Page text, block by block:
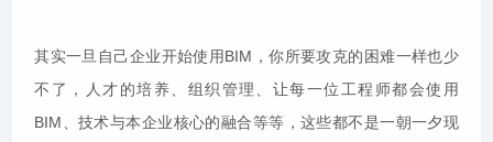
其实一旦自己企业开始使用BIM，你所要攻克的困难一样也少
不了，人才的培养、组织管理、让每一位工程师都会使用
BIM、技术与本企业核心的融合等等，这些都不是一朝一夕现